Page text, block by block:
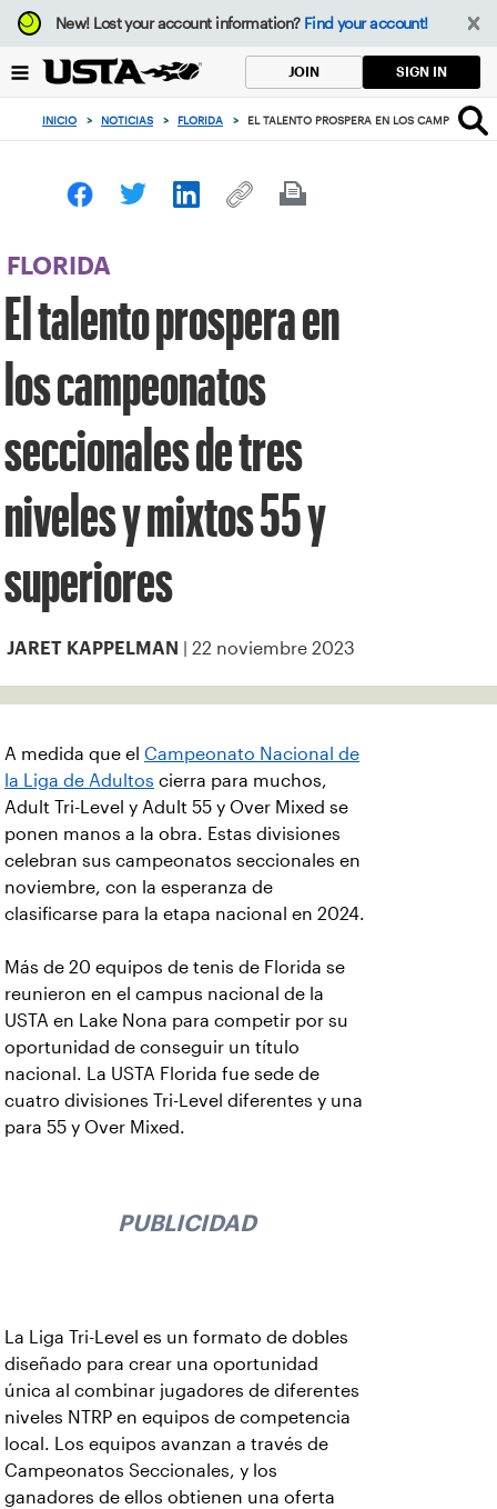
Enfoque
desde
botón
volver
principio
New!Lost your account information? Find your account!
JOIN SIGN IN
INICIO > NOTICIAS > FLORIDA > EL TALENTO PROSPERA EN LOS
FLORIDA
El talento prospera en
los campeonatos
seccionales de tres
niveles y mixtos 55 y
superiores
JARET KAPPELMAN | 22 noviembre 2023
A medida que el Campeonato Nacional de
la Liga de Adultos cierra para muchos,
Adult Tri-Level y Adult 55 y Over Mixed se
ponen manos a la obra. Estas divisiones
celebran sus campeonatos seccionales en
noviembre, con la esperanza de
clasificarse para la etapa nacional en 2024.
Más de 20 equipos de tenis de Florida se
reunieron en el campus nacional de la
USTA en Lake Nona para competir por su
oportunidad de conseguir un título
nacional. La USTA Florida fue sede de
cuatro divisiones Tri-Level diferentes y una
para 55 y Over Mixed.
PUBLICIDAD
La Liga Tri-Level es un formato de dobles
diseñado para crear una oportunidad
única al combinar jugadores de diferentes
niveles NTRP en equipos de competencia
local. Los equipos avanzan a través de
Campeonatos Seccionales, y los
ganadores de ellos obtienen una oferta